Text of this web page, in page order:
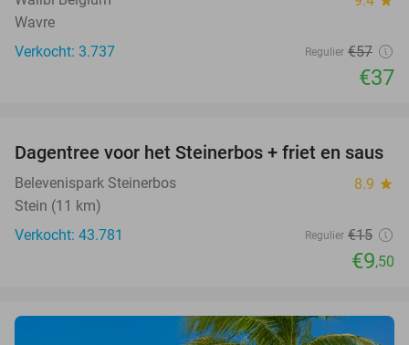
Wavre
Verkocht: 3.737
Regulier €57
€37
37%
Dagentree voor het Steinerbos + friet en saus
Belevenispark Steinerbos 8.9 star
Stein (11 km)
Verkocht: 43.781
Regulier €15
€9,50